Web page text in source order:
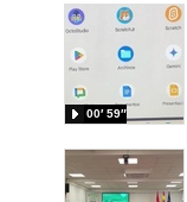
00′ 59″